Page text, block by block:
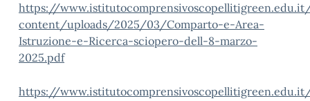
https://
content/uploads/2025/03/Comparto-e-Area-
Istruzione-e-Ricerca-sciopero-dell-8-marzo-
2025.pdf
https://